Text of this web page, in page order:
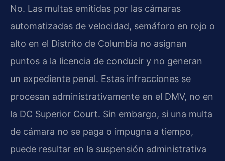
No. Las multas emitidas por las cámaras
automatizadas de velocidad, semáforo en rojo o
alto en el Distrito de Columbia no asignan
puntos a la licencia de conducir y no generan
un expediente penal. Estas infracciones se
procesan administrativamente en el DMV, no en
la DC Superior Court. Sin embargo, si una multa
de cámara no se paga o impugna a tiempo,
puede resultar en la suspensión administrativa